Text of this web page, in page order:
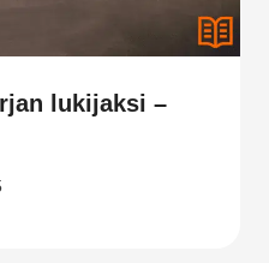
lukijaksi –